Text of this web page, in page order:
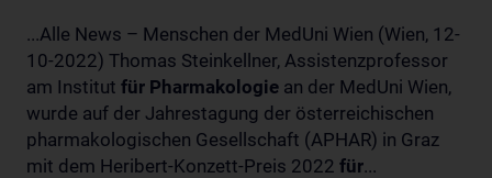
...Alle News – Menschen der MedUni Wien (Wien, 12-
10-2022) Thomas Steinkellner, Assistenzprofessor
am Institut für Pharmakologie an der MedUni Wien,
wurde auf der Jahrestagung der österreichischen
pharmakologischen Gesellschaft (APHAR) in Graz
mit dem Heribert-Konzett-Preis 2022 für...